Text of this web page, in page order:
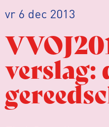
vr 6 dec 2013
verslag: